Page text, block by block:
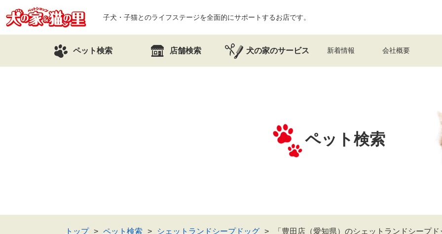
子犬・子猫とのライフステージを全面的にサポートするお店です。
ペット検索 店舗検索 犬の家のサービス 新着情報 会社概要
ペット検索
トップ ペット検索 シェットランドシープドッグ 「豊田店（愛知県）のシェットランドシープ